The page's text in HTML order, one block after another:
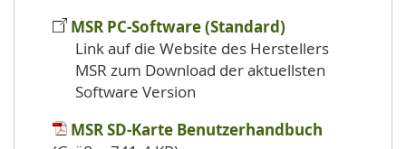
MSR PC-Software (Standard)
Link auf die Website des Herstellers
MSR zum Download der aktuellsten
Software Version
MSR SD-Karte Benutzerhandbuch